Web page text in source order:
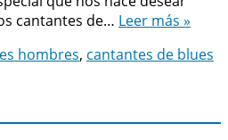
cantantes de… Leer más »
hombres, cantantes de blues